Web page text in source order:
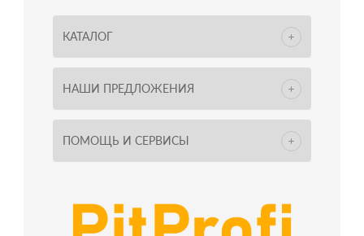
КАТАЛОГ
НАШИ ПРЕДЛОЖЕНИЯ
ПОМОЩЬ И СЕРВИСЫ